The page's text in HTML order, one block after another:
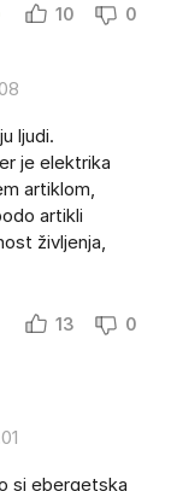
10 0
ljudi.
je elektrika
artiklom,
artikli
življenja,
13 0
si ebergetska